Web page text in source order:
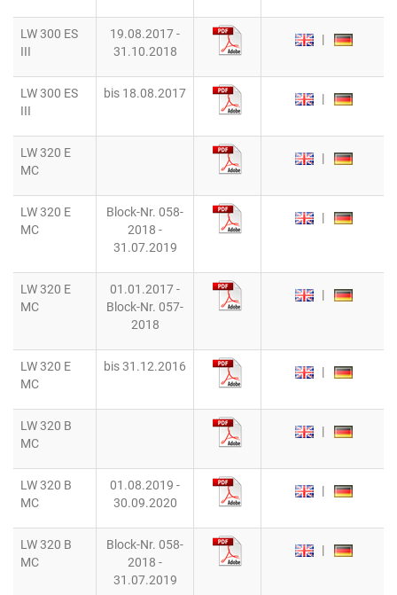
LW 300 ES
III
19.08.2017 -
31.10.2018
|
LW 300 ES
III
bis 18.08.2017 |
LW 320 E
MC
|
LW 320 E
MC
Block-Nr. 058-
2018 -
31.07.2019
|
LW 320 E
MC
01.01.2017 -
Block-Nr. 057-
2018
|
LW 320 E
MC
bis 31.12.2016 |
LW 320 B
MC
|
LW 320 B
MC
01.08.2019 -
30.09.2020
|
LW 320 B
MC
Block-Nr. 058-
2018 -
31.07.2019
|